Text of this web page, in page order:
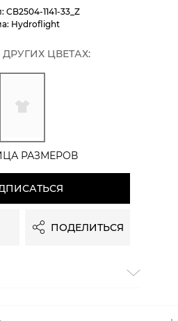
CB2504-1141-33_Z
Hydroflight
ЦВЕТАХ:
РАЗМЕРОВ
ПОДЕЛИТЬСЯ